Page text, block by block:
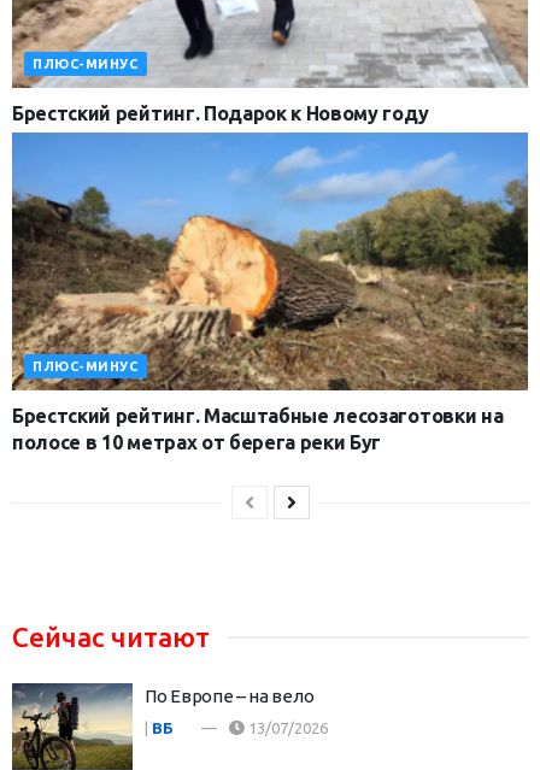
ПЛЮС-МИНУС
Брестский рейтинг. Подарок к Новому году
ПЛЮС-МИНУС
Брестский рейтинг. Масштабные лесозаготовки на
полосе в 10 метрах от берега реки Буг
Сейчас читают
По Европе – на вело
ВБ 13/07/2026